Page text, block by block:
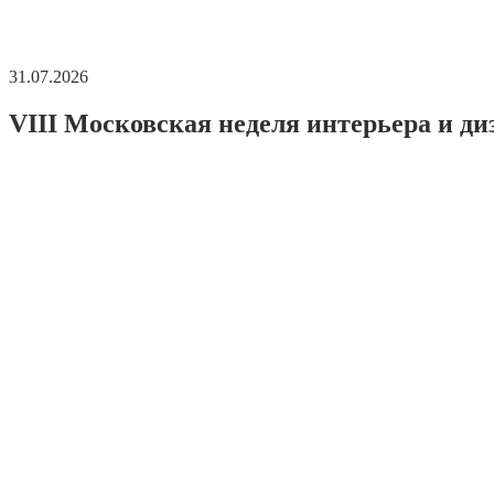
31.07.2026
VIII Московская неделя интерьера и